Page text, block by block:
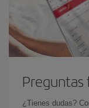
¿Tienes dudas?